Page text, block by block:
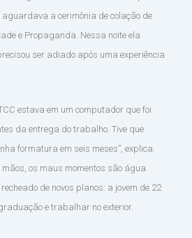
a cerimônia de colação de
e Propaganda. Nessa noite ela
ser adiado após uma experiência
estava em um computador que foi
da entrega do trabalho. Tive que
formatura em seis meses”, explica.
os maus momentos são água
de novos planos: a jovem de 22
e trabalhar no exterior.